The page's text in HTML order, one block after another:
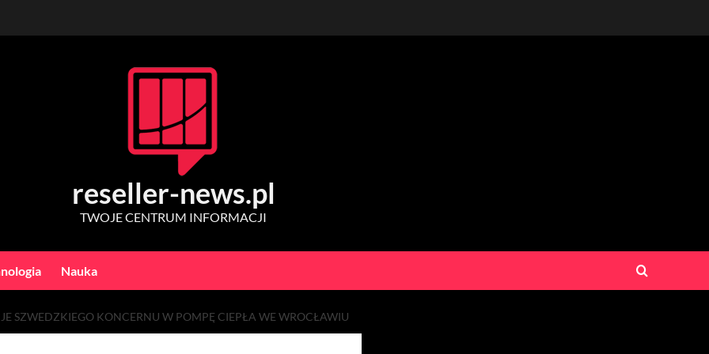
reseller-news.pl
TWOJE CENTRUM INFORMACJI
Nauka
SZWEDZKIEGO KONCERNU W POMPĘ CIEPŁA WE WROCŁAWIU